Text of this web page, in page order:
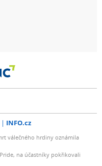
INFO.cz
válečného hrdiny oznámila
na účastníky pokřikovali